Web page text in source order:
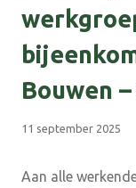
Bouwen
11 september 2025
Aan alle